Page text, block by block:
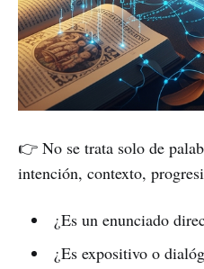
👉 No se trata solo de
intención, contexto,
¿Es un enunciado
¿Es expositivo o